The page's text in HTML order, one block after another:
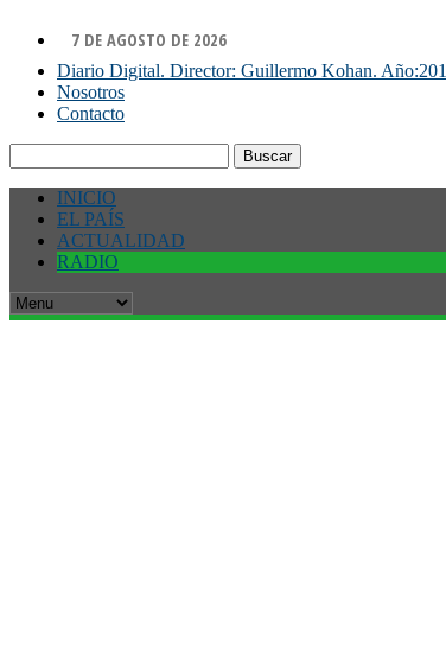
7 DE AGOSTO DE 2026
Diario Digital. Director: Guillermo Kohan.
Nosotros
Contacto
INICIO
EL PAÍS
ACTUALIDAD
RADIO